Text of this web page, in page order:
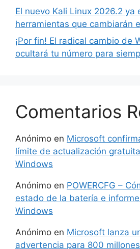
El nuevo Kali Linux 2026.2 ya
herramientas que cambiarán
¡Por fin! El radical cambio de
ocultará tu número para
Comentarios
Anónimo en Microsoft
límite de actualización
Windows
Anónimo en POWERCFG –
estado de la batería e
Windows
Anónimo en Microsoft lanza
advertencia para 800